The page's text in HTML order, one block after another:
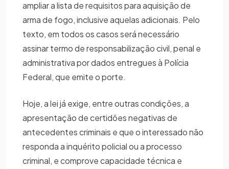
ampliar a lista de requisitos para aquisição de
arma de fogo, inclusive aquelas adicionais. Pelo
texto, em todos os casos será necessário
assinar termo de responsabilização civil, penal e
administrativa por dados entregues à Polícia
Federal, que emite o porte.
Hoje, a lei já exige, entre outras condições, a
apresentação de certidões negativas de
antecedentes criminais e que o interessado não
responda a inquérito policial ou a processo
criminal, e comprove capacidade técnica e